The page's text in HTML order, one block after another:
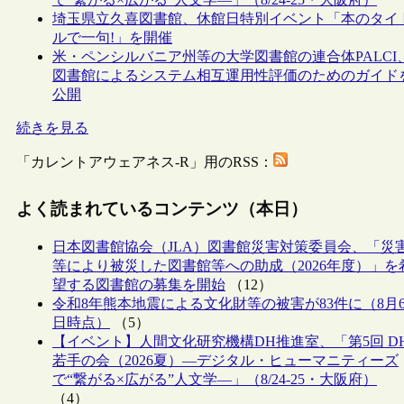
埼玉県立久喜図書館、休館日特別イベント「本のタイ
ルで一句!」を開催
米・ペンシルバニア州等の大学図書館の連合体PALCI、
図書館によるシステム相互運用性評価のためのガイド
公開
続きを見る
「カレントアウェアネス-R」用のRSS：
よく読まれているコンテンツ（本日）
日本図書館協会（JLA）図書館災害対策委員会、「災
等により被災した図書館等への助成（2026年度）」を
望する図書館の募集を開始 （12）
令和8年熊本地震による文化財等の被害が83件に（8月
日時点）
（5）
【イベント】人間文化研究機構DH推進室、「第5回
若手の会（2026夏）―デジタル・ヒューマニティーズ
で“繋がる×広がる”人文学―」（8/24-25・大阪府）
（4）